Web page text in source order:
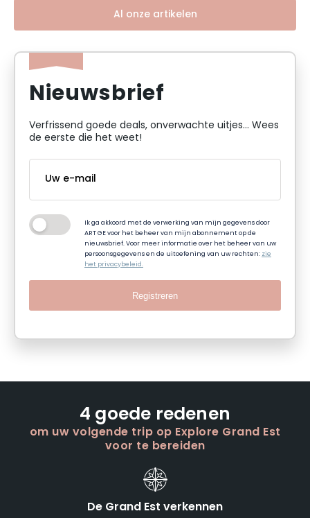
Al onze artikelen
Nieuwsbrief
Verfrissend goede deals, onverwachte uitjes... Wees
de eerste die het weet!
Ik ga akkoord met de verwerking van mijn gegevens door
ART GE voor het beheer van mijn abonnement op de
nieuwsbrief. Voor meer informatie over het beheer van uw
persoonsgegevens en de uitoefening van uw rechten:zie
het privacybeleid.
Registreren
4 goede redenen
om uw volgende trip op Explore Grand Est
voor te bereiden
De Grand Est verkennen